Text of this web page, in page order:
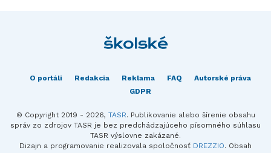
O portáli Redakcia Reklama FAQ
Autorské práva
GDPR
© Copyright 2019 - 2026, TASR. Publikovanie alebo šírenie obsahu
správ zo zdrojov TASR je bez predchádzajúceho písomného súhlasu
TASR výslovne zakázané.
Dizajn a programovanie realizovala spoločnosť DREZZIO. Obsah